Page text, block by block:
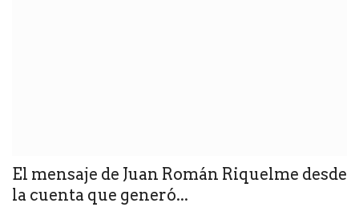
El mensaje de Juan Román Riquelme desde
la cuenta que generó...